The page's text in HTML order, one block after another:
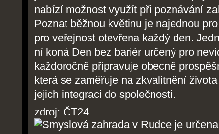
nabízí možnost využít při poznávání
Poznat běžnou květinu je najednou
pro veřejnost otevřena každý den.
ní koná Den bez bariér určený pro
každoročně připravuje obecně
která se zaměřuje na zkvalitnění
jejich integraci do společnosti.
zdroj: ČT24